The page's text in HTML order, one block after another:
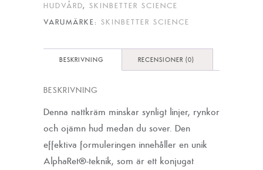
HUDVÅRD, SKINBETTER SCIENCE
VARUMÄRKE: SKINBETTER SCIENCE
BESKRIVNING RECENSIONER (0)
BESKRIVNING
Denna nattkräm minskar synligt linjer, rynkor
och ojämn hud medan du sover. Den
effektiva formuleringen innehåller en unik
AlphaRet®-teknik, som är ett konjugat